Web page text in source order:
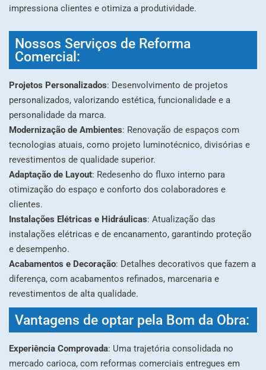
impressiona clientes e otimiza a produtividade.
Nossos Serviços de Reforma
Comercial:
Projetos Personalizados: Desenvolvimento de projetos
personalizados, valorizando estética, funcionalidade e a
personalidade da marca.
Modernização de Ambientes: Renovação de espaços com
tecnologias atuais, como projeto luminotécnico, divisórias e
revestimentos de qualidade superior.
Adaptação de Layout: Redesenho do fluxo interno para
otimização do espaço e conforto dos colaboradores e
clientes.
Instalações Elétricas e Hidráulicas: Atualização das
instalações elétricas e de encanamento, garantindo proteção
e desempenho.
Acabamentos e Decoração: Detalhes decorativos que fazem a
diferença, com acabamentos refinados, marcenaria e
revestimentos de alta qualidade.
Vantagens de optar pela Bom da Obra:
Experiência Comprovada: Uma trajetória consolidada no
mercado carioca, com reformas comerciais entregues em